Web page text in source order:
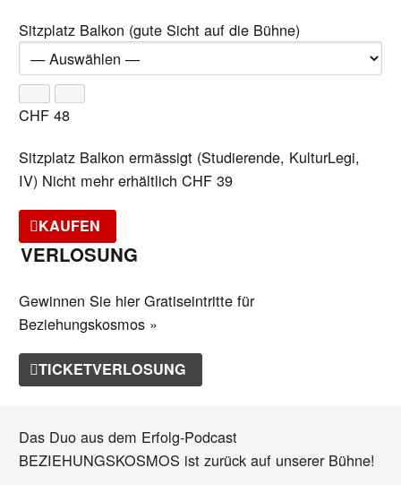
Sitzplatz Balkon (gute Sicht auf die Bühne)
CHF 48
Sitzplatz Balkon ermässigt (Studierende, KulturLegi,
IV) Nicht mehr erhältlich CHF 39
KAUFEN
VERLOSUNG
Gewinnen Sie hier Gratiseintritte für
Beziehungskosmos »
TICKETVERLOSUNG
Das Duo aus dem Erfolg-Podcast
BEZIEHUNGSKOSMOS ist zurück auf unserer Bühne!